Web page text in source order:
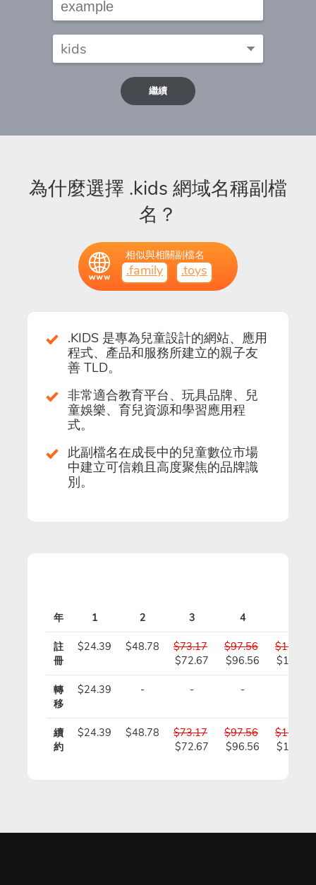
繼續
為什麼選擇 .kids 網域名稱副檔
名？
相似與相關副檔名
.family .toys
.KIDS 是專為兒童設計的網站、應用
程式、產品和服務所建立的親子友
善 TLD。
非常適合教育平台、玩具品牌、兒
童娛樂、育兒資源和學習應用程
式。
此副檔名在成長中的兒童數位市場
中建立可信賴且高度聚焦的品牌識
別。
年 1 2 3 4
註
冊
$24.39 $48.78
$73.17
$72.67
$97.56
$96.56
$121.95
$120.45
轉
移
$24.39 - - -
續
約
$24.39 $48.78
$73.17
$72.67
$97.56
$96.56
$121.95
$120.45